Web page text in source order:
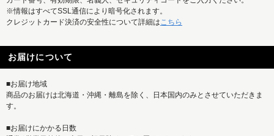
※情報はすべてSSL通信により暗号化されます。
クレジットカード決済の安全性について詳細はこちら
お届けについて
■お届け地域
商品のお届けは北海道・沖縄・離島を除く、日本国内のみとさせていただきま
す。
■お届けにかかる日数